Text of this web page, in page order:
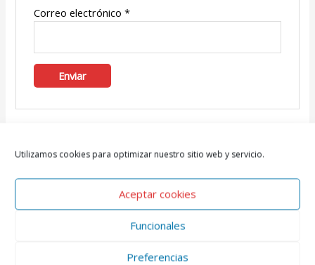
Utilizamos cookies para optimizar nuestro sitio web y servicio.
Aceptar cookies
Funcionales
Preferencias
Correo electrónico *
Productos relacionados